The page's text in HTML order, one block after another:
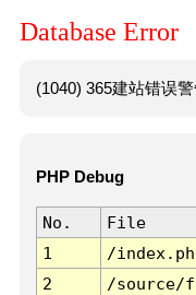
Database Error
(1040) 365建站错误
PHP Debug
No. File
1
/
2
/source/